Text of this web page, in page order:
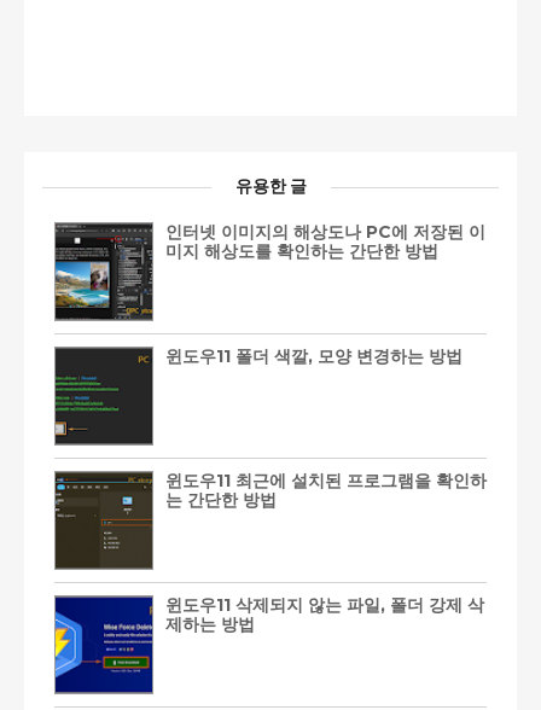
유용한 글
인터넷 이미지의 해상도나 PC에 저장된 이
미지 해상도를 확인하는 간단한 방법
윈도우11 폴더 색깔, 모양 변경하는 방법
윈도우11 최근에 설치된 프로그램을 확인하
는 간단한 방법
윈도우11 삭제되지 않는 파일, 폴더 강제 삭
제하는 방법